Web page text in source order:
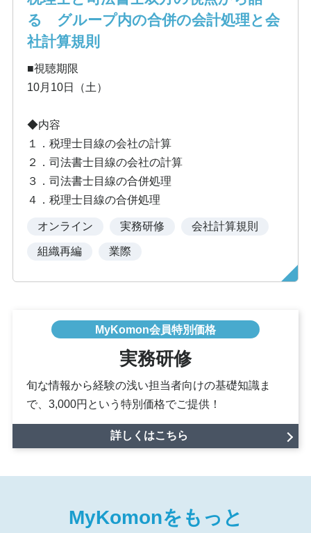
る グループ内の合併の会計処理と会
社計算規則
■視聴期限
10月10日（土）
◆内容
１．税理士目線の会社の計算
２．司法書士目線の会社の計算
３．司法書士目線の合併処理
４．税理士目線の合併処理
オンライン 実務研修 会社計算規則
組織再編 業際
MyKomon会員特別価格
実務研修
旬な情報から経験の浅い担当者向けの基礎知識ま
で、 3,000円という特別価格でご提供！
詳しくはこちら
MyKomonをもっと